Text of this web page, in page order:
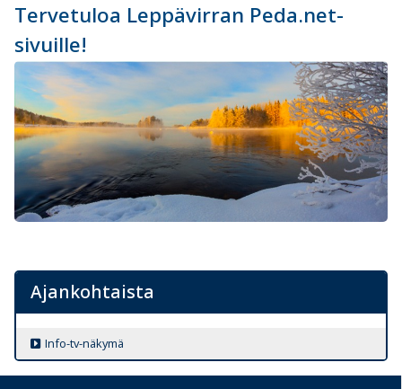
Tervetuloa Leppävirran Peda.net-
sivuille!
Ajankohtaista
Info-tv-näkymä